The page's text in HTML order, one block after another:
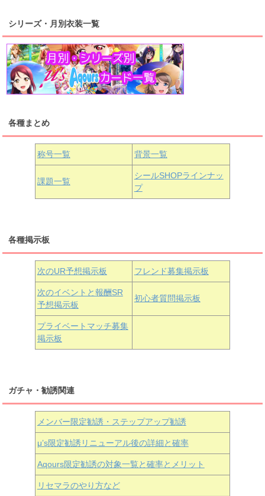
桜内梨子 高海千歌 渡辺曜
浦の星女学院1年生
津島善子 黒澤ルビィ
浦の星女学院3年生
黒澤ダイヤ
上原歩夢 宮下愛 優木せつ菜
虹ヶ咲学園1年生
中須かすみ 天王寺璃奈
朝香果林 近江彼方 エマ・ヴェルデ
シリーズ・月別衣装一覧
各種まとめ
称号一覧 背景一覧
課題一覧
シールSHOPラインナッ
プ
各種掲示板
次のUR予想掲示板 フレンド募集掲示板
次のイベントと報酬SR
予想掲示板
初心者質問掲示板
プライベートマッチ募集
掲示板
ガチャ・勧誘関連
メンバー限定勧誘・ステップアップ勧誘
μ’s限定勧誘リニューアル後の詳細と確率
Aqours限定勧誘の対象一覧と確率とメリット
リセマラのやり方など